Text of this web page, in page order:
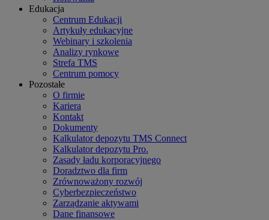
Edukacja
Centrum Edukacji
Artykuły edukacyjne
Webinary i szkolenia
Analizy rynkowe
Strefa TMS
Centrum pomocy
Pozostałe
O firmie
Kariera
Kontakt
Dokumenty
Kalkulator depozytu TMS Connect
Kalkulator depozytu Pro.
Zasady ładu korporacyjnego
Doradztwo dla firm
Zrównoważony rozwój
Cyberbezpieczeństwo
Zarządzanie aktywami
Dane finansowe